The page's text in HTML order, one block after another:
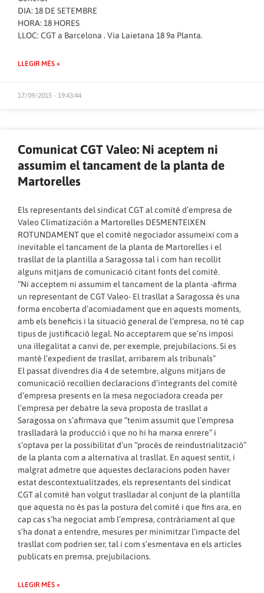
DIA: 18 DE SETEMBRE
HORA: 18 HORES
LLOC: CGT a Barcelona . Via Laietana 18 9a Planta.
LLEGIR MÉS »
17/09/2015 - 19:43:44
Comunicat CGT Valeo: Ni aceptem ni
assumim el tancament de la planta de
Martorelles
Els representants del sindicat CGT al comitè d’empresa de
Valeo Climatización a Martorelles DESMENTEIXEN
ROTUNDAMENT que el comitè negociador assumeixi com a
inevitable el tancament de la planta de Martorelles i el
trasllat de la plantilla a Saragossa tal i com han recollit
alguns mitjans de comunicació citant fonts del comitè.
“Ni acceptem ni assumim el tancament de la planta -afirma
un representant de CGT Valeo- El trasllat a Saragossa és una
forma encoberta d’acomiadament que en aquests moments,
amb els beneficis i la situació general de l’empresa, no té cap
tipus de justificació legal. No acceptarem que se’ns imposi
una il·legalitat a canvi de, per exemple, prejubilacions. Si es
manté l’expedient de trasllat, arribarem als tribunals”
El passat divendres dia 4 de setembre, alguns mitjans de
comunicació recollien declaracions d’integrants del comitè
d’empresa presents en la mesa negociadora creada per
l’empresa per debatre la seva proposta de trasllat a
Saragossa on s’afirmava que “tenim assumit que l’empresa
traslladarà la producció i que no hi ha marxa enrere” i
s’optava per la possibilitat d’un “procés de reindustrialització”
de la planta com a alternativa al trasllat. En aquest sentit, i
malgrat admetre que aquestes declaracions poden haver
estat descontextualitzades, els representants del sindicat
CGT al comitè han volgut traslladar al conjunt de la plantilla
que aquesta no és pas la postura del comitè i que fins ara, en
cap cas s’ha negociat amb l’empresa, contràriament al que
s’ha donat a entendre, mesures per minimitzar l’impacte del
trasllat com podrien ser, tal i com s’esmentava en els articles
publicats en premsa, prejubilacions.
LLEGIR MÉS »